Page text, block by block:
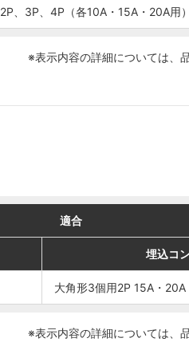
2P、3P、4P（各10A・15A・20A用）
2P、3P、4P（各10A・15A・20A用）
※表示内容の詳細については、
適合
埋込コ
大角形3個用2P 15A・20A
適合
埋込コ
大角形3個用2P 15A・20A
※表示内容の詳細については、